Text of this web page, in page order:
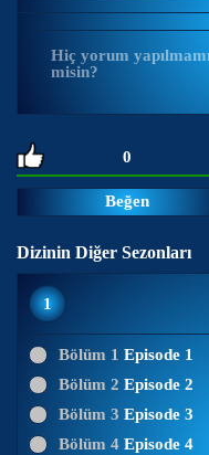
Hiç yorum
misin?
0
Beğen
Dizinin Diğer Sezonları
1
Bölüm 1 Episode 1
Bölüm 2 Episode 2
Bölüm 3 Episode 3
Bölüm 4 Episode 4